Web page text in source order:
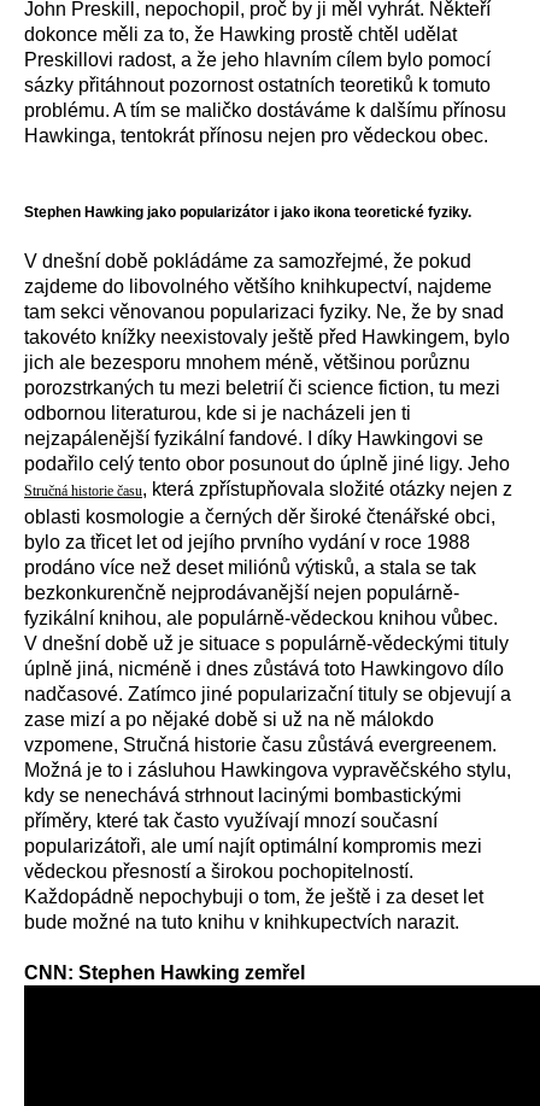
John Preskill, nepochopil, proč by ji měl vyhrát. Někteří
dokonce měli za to, že Hawking prostě chtěl udělat
Preskillovi radost, a že jeho hlavním cílem bylo pomocí
sázky přitáhnout pozornost ostatních teoretiků k tomuto
problému. A tím se maličko dostáváme k dalšímu přínosu
Hawkinga, tentokrát přínosu nejen pro vědeckou obec.
Stephen Hawking jako popularizátor i jako ikona teoretické fyziky.
V dnešní době pokládáme za samozřejmé, že pokud
zajdeme do libovolného většího knihkupectví, najdeme
tam sekci věnovanou popularizaci fyziky. Ne, že by snad
takovéto knížky neexistovaly ještě před Hawkingem, bylo
jich ale bezesporu mnohem méně, většinou porůznu
porozstrkaných tu mezi beletrií či science fiction, tu mezi
odbornou literaturou, kde si je nacházeli jen ti
nejzapálenější fyzikální fandové. I díky Hawkingovi se
podařilo celý tento obor posunout do úplně jiné ligy. Jeho
Stručná historie času, která zpřístupňovala složité otázky nejen z
oblasti kosmologie a černých děr široké čtenářské obci,
bylo za třicet let od jejího prvního vydání v roce 1988
prodáno více než deset miliónů výtisků, a stala se tak
bezkonkurenčně nejprodávanější nejen populárně-
fyzikální knihou, ale populárně-vědeckou knihou vůbec.
V dnešní době už je situace s populárně-vědeckými tituly
úplně jiná, nicméně i dnes zůstává toto Hawkingovo dílo
nadčasové. Zatímco jiné popularizační tituly se objevují a
zase mizí a po nějaké době si už na ně málokdo
vzpomene, Stručná historie času zůstává evergreenem.
Možná je to i zásluhou Hawkingova vypravěčského stylu,
kdy se nenechává strhnout lacinými bombastickými
příměry, které tak často využívají mnozí současní
popularizátoři, ale umí najít optimální kompromis mezi
vědeckou přesností a širokou pochopitelností.
Každopádně nepochybuji o tom, že ještě i za deset let
bude možné na tuto knihu v knihkupectvích narazit.
CNN: Stephen Hawking zemřel